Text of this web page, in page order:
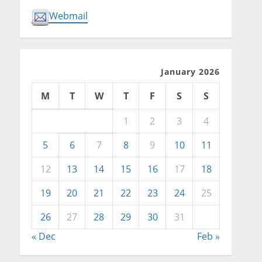
Webmail
January 2026
M T W T F S
S
1
2 3
4
5
6 7 8 9 10
11
12
13 14 15 16 17
18
19
20 21 22 23 24
25
26
27 28 29 30
31
« Dec
Feb »